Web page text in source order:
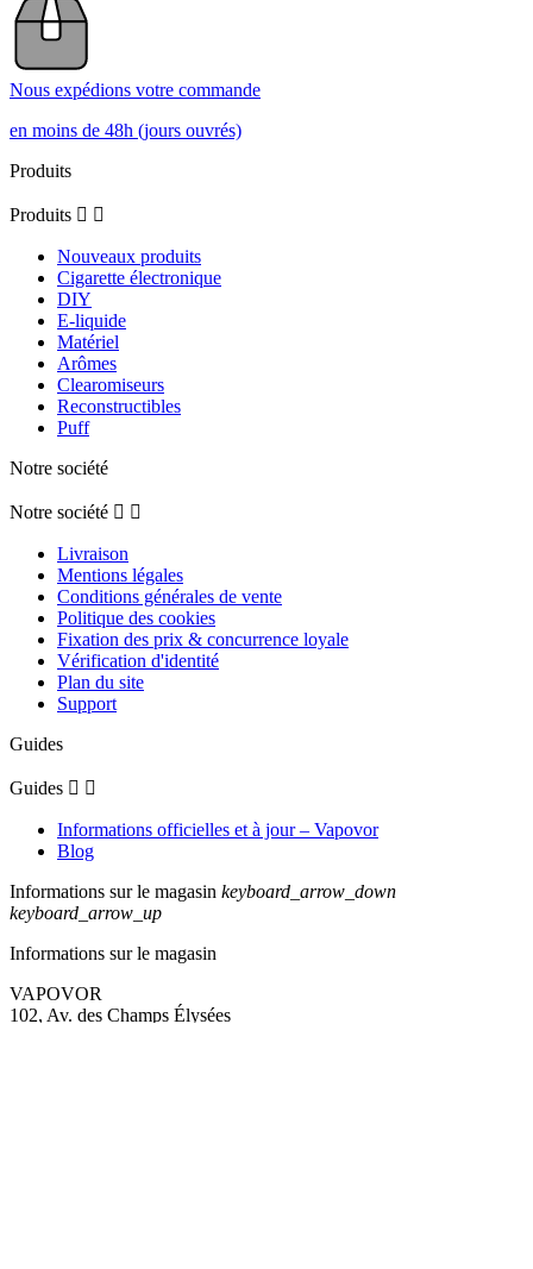
Nous expédions votre commande
en moins de 48h (jours ouvrés)
Produits
Produits  
Nouveaux produits
Cigarette électronique
DIY
E-liquide
Matériel
Arômes
Clearomiseurs
Reconstructibles
Puff
Notre société
Notre société  
Livraison
Mentions légales
Conditions générales de vente
Politique des cookies
Fixation des prix & concurrence loyale
Vérification d'identité
Plan du site
Support
Guides
Guides  
Informations officielles et à jour – Vapovor
Blog
Informations sur le magasin keyboard_arrow_down
keyboard_arrow_up
Informations sur le magasin
VAPOVOR
102, Av. des Champs Élysées